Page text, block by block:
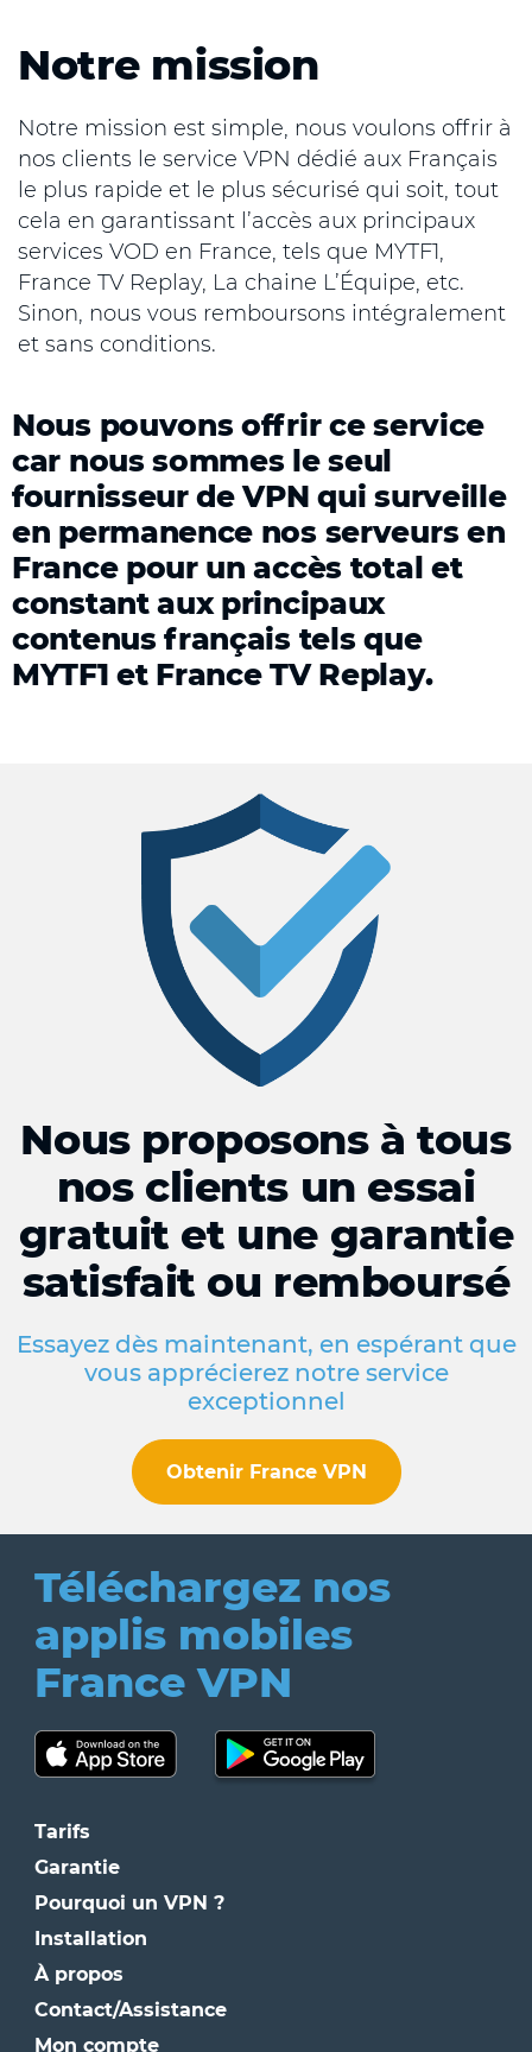
Notre mission
Notre mission est simple, nous voulons offrir à
nos clients le service VPN dédié aux Français
le plus rapide et le plus sécurisé qui soit, tout
cela en garantissant l’accès aux principaux
services VOD en France, tels que MYTF1,
France TV Replay, La chaine L’Équipe, etc.
Sinon, nous vous remboursons intégralement
et sans conditions.
Nous pouvons offrir ce service
car nous sommes le seul
fournisseur de VPN qui surveille
en permanence nos serveurs en
France pour un accès total et
constant aux principaux
contenus français tels que
MYTF1 et France TV Replay.
Nous proposons à tous
nos clients un essai
gratuit et une garantie
satisfait ou remboursé
Essayez dès maintenant, en espérant que
vous apprécierez notre service
exceptionnel
Obtenir France VPN
Téléchargez nos
applis mobiles
France VPN
Tarifs
Garantie
Pourquoi un VPN ?
Installation
À propos
Contact/Assistance
Mon compte